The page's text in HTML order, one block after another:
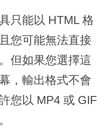
只能以 HTML 格
您可能無法直接
但如果您選擇這
，輸出格式不會
您以 MP4 或 GIF